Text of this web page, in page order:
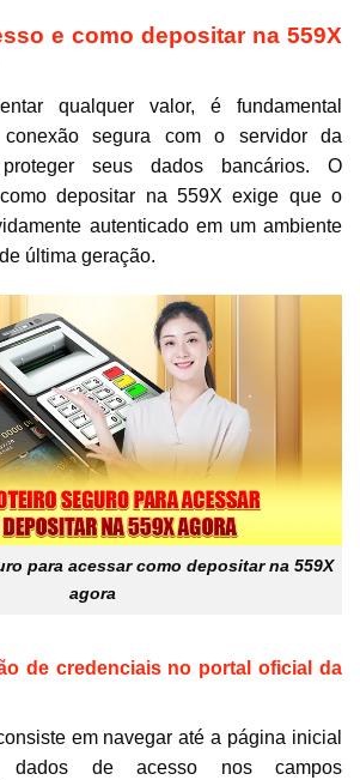
e como depositar na 559X
qualquer valor, é fundamental
conexão segura com o servidor da
seus dados bancários. O
depositar na 559X exige que o
autenticado em um ambiente
última geração.
para acessar como depositar na 559X
agora
de credenciais no portal oficial da
em navegar até a página inicial
de acesso nos campos